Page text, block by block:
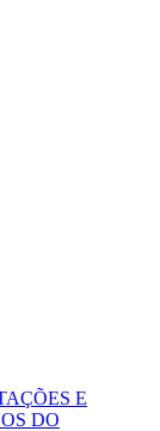
E
DO